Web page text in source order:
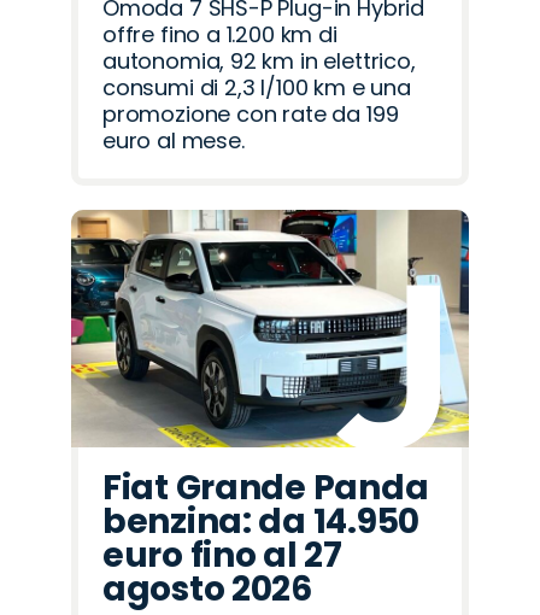
Omoda 7 SHS-P Plug-in Hybrid
offre fino a 1.200 km di
autonomia, 92 km in elettrico,
consumi di 2,3 l/100 km e una
promozione con rate da 199
euro al mese.
Fiat Grande Panda
benzina: da 14.950
euro fino al 27
agosto 2026